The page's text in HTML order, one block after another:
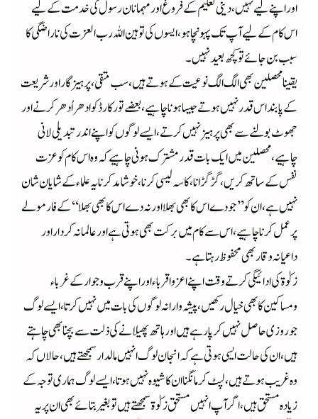
اور اپنے لیے نہیں، دینی تعلیم کے فروغ اور مہمانان رسول کی خدمت کے لیے
اس کام کے لیے آپ تک پہونچا ہو ، ایسوں کی توہین اللہ رب العزت کی ناراضگی کا
سبب بن جائے تو کچھ بعید نہیں۔
یقینا محصلین بھی الگ الگ نو عیت کے ہوتے ہیں، سب متقی، پر ہیز گار اور شریعت
کے پابند اس قدر نہیں ہوتے جیسا ہونا چاہیے، بعضے تو رکارڈ کو ادھر اُدھر کرنے اور
جھوٹ بولنے سے بھی پرہیز نہیں کرتے،ایسے لوگوں کو اپنے اندر تبدیلی لانی
چاہیے، محصلین میں ایک بات قدر مشترک ہونی چاہیے کہ وہ اس کام کو عزت
نفس کے ساتھ کریں ، گڑگڑانا ، کاسہ لیسی کرنا ، خوشامد کرنا یہ علماء کے شایان شان
نہیں ہے، ان کو ’’جو دے اس کا بھی بھلا اور نہ دے اس کا بھی بھلا‘‘ کے فارمولے
پر عمل کرنا چاہیے،ا س سے کام میں برکت بھی ہوتی ہے اور عالمانہ کردار اور
داعیانہ وقار بھی محفوظ رہتا ہے ۔
زکوٰۃ کی ادائیگی کرتے وقت اپنے اعزواقرباء اور اپنے قرب وجوار کے غرباء
ومساکین کا بھی خیال رکھیں ، پیشہ وارانہ لوگوں کی بات میں نہیں کرتا، ایسے لوگ
جو روزی حاصل نہیں کر پا رہے ہیں اور ہاتھ پھیلا نے کی ذلت سے بچنا بھی چاہتے
ہیں، ان کی حالت ایسی ہوتی ہے کہ انجان لوگ انہیں مالدار سمجھتے ہیں، حالاں کہ
وہ غریب ہوتے ہیں، لپٹ کر مانگنا ان کا شیوہ نہیں ہوتا، ایسے لوگ ہماری توجہ کے
زیادہ مستحق ہیں، اگر آپ انہیں مستحق زکوٰۃ سمجھتے ہیں تو بغیر بتائے بھی ان پر یہ